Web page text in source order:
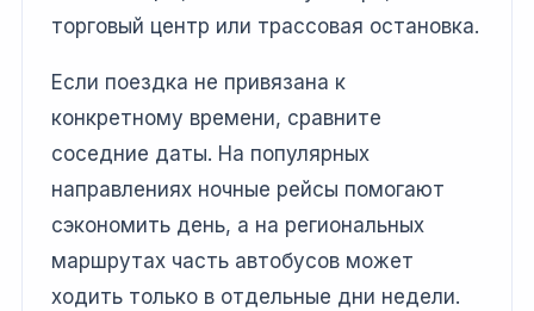
торговый центр или трассовая остановка.
Если поездка не привязана к
конкретному времени, сравните
соседние даты. На популярных
направлениях ночные рейсы помогают
сэкономить день, а на региональных
маршрутах часть автобусов может
ходить только в отдельные дни недели.